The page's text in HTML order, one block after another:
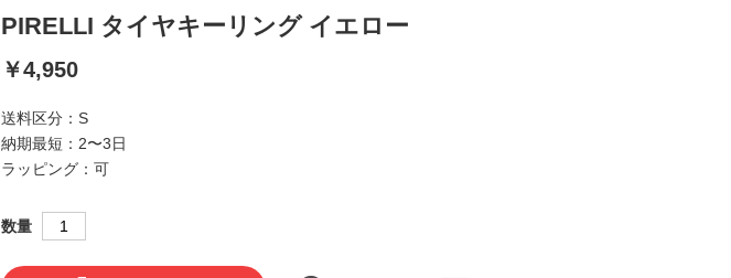
PIRELLI タイヤキーリング イエロー
￥4,950
送料区分： S
納期最短： 2〜3日
ラッピング： 可
数量